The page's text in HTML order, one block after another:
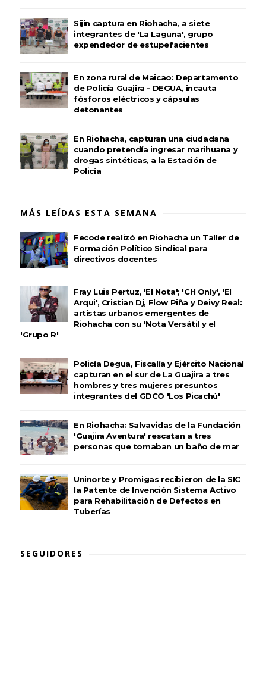
Sijin captura en Riohacha, a siete
integrantes de 'La Laguna', grupo
expendedor de estupefacientes
En zona rural de Maicao: Departamento
de Policía Guajira - DEGUA, incauta
fósforos eléctricos y cápsulas
detonantes
En Riohacha, capturan una ciudadana
cuando pretendía ingresar marihuana y
drogas sintéticas, a la Estación de
Policía
MÁS LEÍDAS ESTA SEMANA
Fecode realizó en Riohacha un Taller de
Formación Político Sindical para
directivos docentes
Fray Luis Pertuz, 'El Nota'; 'CH Only', 'El
Arqui', Cristian Dj, Flow Piña y Deivy Real:
artistas urbanos emergentes de
Riohacha con su 'Nota Versátil y el
'Grupo R'
Policía Degua, Fiscalía y Ejército Nacional
capturan en el sur de La Guajira a tres
hombres y tres mujeres presuntos
integrantes del GDCO 'Los Picachú'
En Riohacha: Salvavidas de la Fundación
'Guajira Aventura' rescatan a tres
personas que tomaban un baño de mar
Uninorte y Promigas recibieron de la SIC
la Patente de Invención Sistema Activo
para Rehabilitación de Defectos en
Tuberías
SEGUIDORES